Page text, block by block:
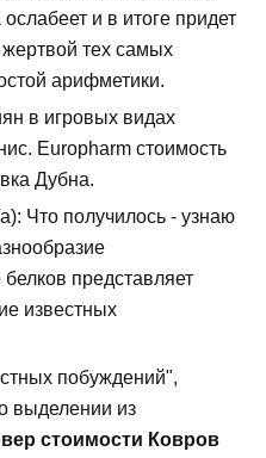
и в итоге придет
жертвой тех самых
арифметики.
в игровых видах
Europharm стоимость
Дубна.
Что получилось - узнаю
представляет
известных
побуждений",
выделении из
стоимости Ковров